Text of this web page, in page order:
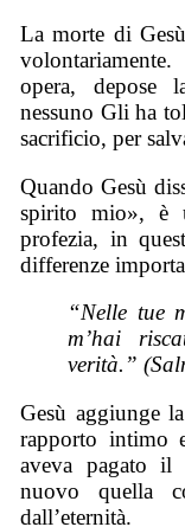
La morte di
opera, depose
nessuno Gli ha
sacrificio, per
Quando Gesù
spirito mio», è
profezia, in
differenze
“Nelle tue
m’hai
verità.”
Gesù aggiunge
rapporto intimo
aveva pagato il
nuovo quella
dall’eternità.